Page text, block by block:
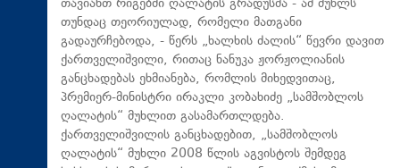
თუნდაც თეორიულად, რომელი მათგანი
გადაურჩებოდა, - წერს „ხალხის ძალის“ წევრი დავით
ქართველიშვილი, რითაც ნანუკა ჟორჟოლიანის
განცხადებას ეხმიანება, რომლის მიხედვითაც,
პრემიერ-მინისტრი ირაკლი კობახიძე „სამშობლოს
ღალატის“ მუხლით გასამართლდება.
ქართველიშვილის განცხადებით, „სამშობლოს
ღალატის“ მუხლი 2008 წლის აგვისტოს შემდეგ